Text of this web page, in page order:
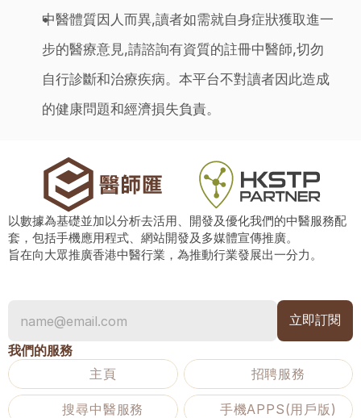
中醫體質因人而異,讀者如需就自身症狀獲取進一
步的醫療意見,請諮詢有資質的註冊中醫師,切勿
自行診斷和治療疾病。本平台不對讀者因此造成
的健康問題和經濟損失負責。
以數據為基礎並加以分析去活用、開發及優化我們的中醫服務配
套，包括手機應用程式、網站開發及多媒體宣傳推廣。
旨在向大眾推廣香港中醫行業，為推動行業發展出一分力。
我們的服務
主頁
招聘服務
搜尋中醫服務 手機APPS(用戶版)